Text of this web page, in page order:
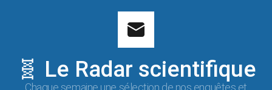
🧬 Le Radar scientifique
Chaque semaine une sélection de nos enquêtes et